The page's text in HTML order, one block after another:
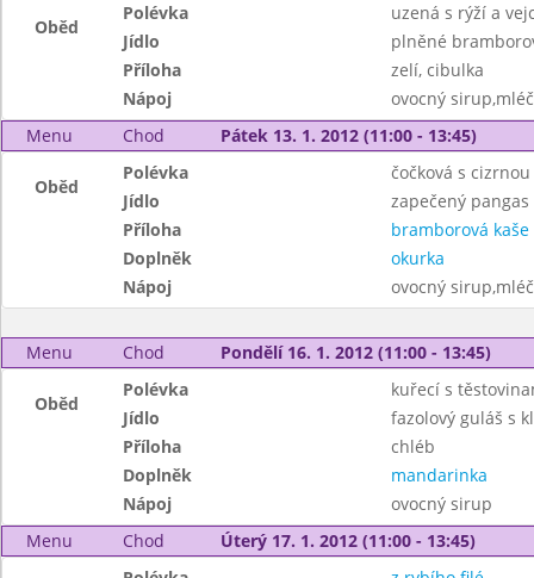
Oběd
Polévka
uzená s rýží a
Jídlo
plněné
Příloha
zelí, cibulka
Nápoj
ovocný
Menu
Chod Pátek 13. 1. 2012 (11:00 - 13:45)
Oběd
Polévka
čočková s cizrnou
Jídlo
zapečený
Příloha
bramborová kaše
Doplněk
okurka
Nápoj
ovocný
Menu Chod Pondělí 16. 1. 2012 (11:00 - 13:45)
Oběd
Polévka
kuřecí s
Jídlo
fazolový guláš s
Příloha
chléb
Doplněk
mandarinka
Nápoj
ovocný sirup
Menu
Chod Úterý 17. 1. 2012 (11:00 - 13:45)